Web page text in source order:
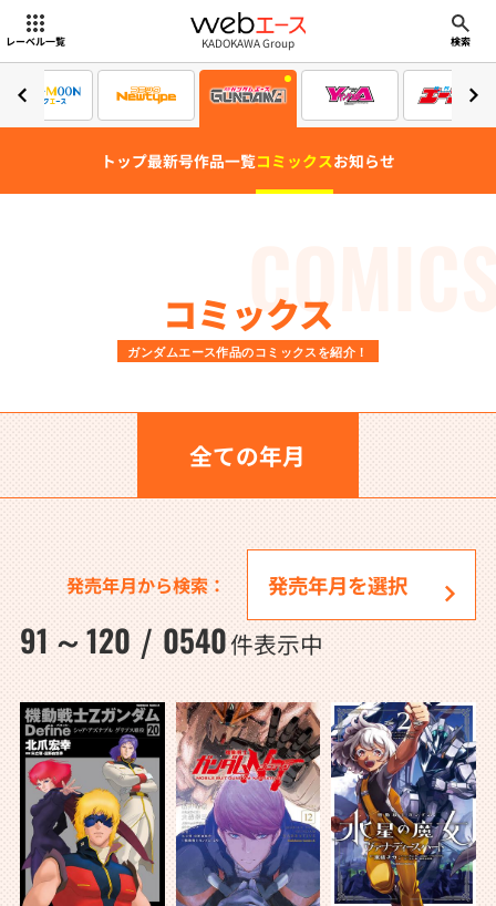
レーベル一覧 webエース
KADOKAWA Group 検索
トップ最新号作品一覧コミックスお知らせ
コミックス
ガンダムエース作品のコミックスを紹介！
全ての年月
91 ～120 / 0540件表示中
発売年月から検索：